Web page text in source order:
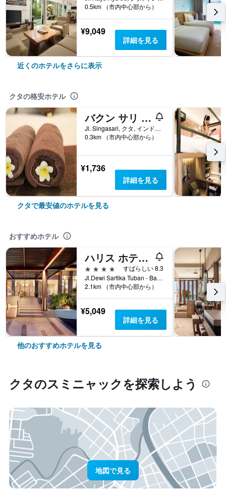
0.5km （市内中心部から）
¥9,049
詳細を見る
近くのホテルをさらに表示
クタの格安ホテル
バクン サリ リゾート アンド スパ
Jl. Singasari, クタ, インドネシア
0.3km （市内中心部から）
¥1,736
詳細を見る
クタで最安値のホテルを見る
おすすめホテル
ハリス ホテル クタ トゥバン バリ
4つ星
すばらしい 8.3
Jl.Dewi Sartika Tuban - Bali, Indonesia, 3, クタ, インドネシア
2.1km （市内中心部から）
¥5,049
詳細を見る
他のおすすめホテルを見る
クタ​のスミニャック​を探索しよう
地図で見る